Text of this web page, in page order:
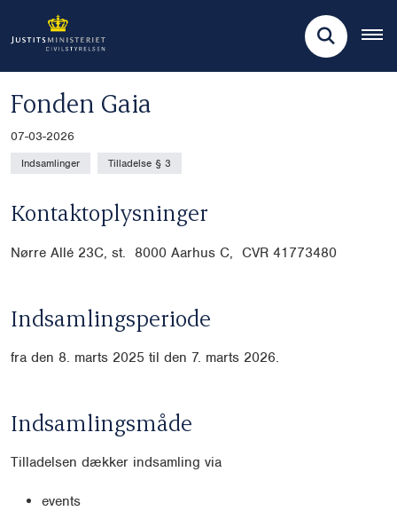
Fonden Gaia
07-03-2026
Indsamlinger Tilladelse § 3
Kontaktoplysninger
Nørre Allé 23C, st. 8000 Aarhus C, CVR 41773480
Indsamlingsperiode
fra den 8. marts 2025 til den 7. marts 2026.
Indsamlingsmåde
Tilladelsen dækker indsamling via
events